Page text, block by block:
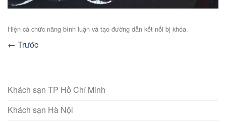
Hiện cả chức năng bình luận và tạo đường dẫn kết nối bị khóa.
← Trước
Khách sạn TP Hồ Chí Minh
Khách sạn Hà Nội